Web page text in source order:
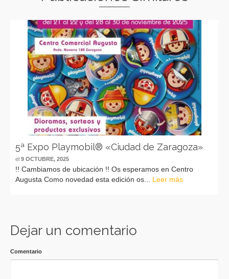
5ª Expo Playmobil® «Ciudad de Zaragoza»
el 9 OCTUBRE, 2025
!! Cambiamos de ubicación !! Os esperamos en Centro
Augusta Como novedad esta edición os... Leer más
Dejar un comentario
Comentario